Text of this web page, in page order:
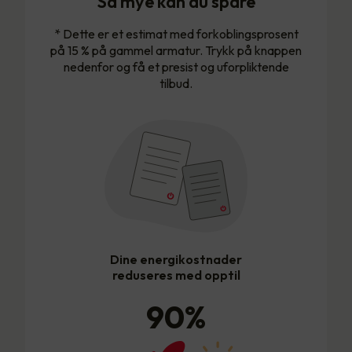
* Dette er et estimat med forkoblingsprosent
på 15 % på gammel armatur. Trykk på knappen
nedenfor og få et presist og uforpliktende
tilbud.
Dine energikostnader
reduseres med opptil
90%